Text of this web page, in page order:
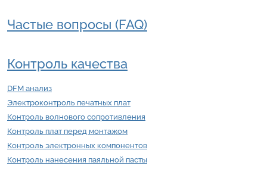
Частые вопросы (FAQ)
Контроль качества
DFM анализ
Электроконтроль печатных плат
Контроль волнового сопротивления
Контроль плат перед монтажом
Контроль электронных компонентов
Контроль нанесения паяльной пасты